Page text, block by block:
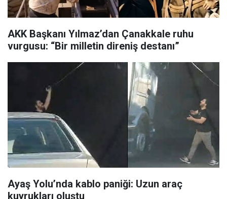
AKK Başkanı Yılmaz’dan Çanakkale ruhu
vurgusu: “Bir milletin direniş destanı”
Ayaş Yolu’nda kablo paniği: Uzun araç
kuyrukları oluştu